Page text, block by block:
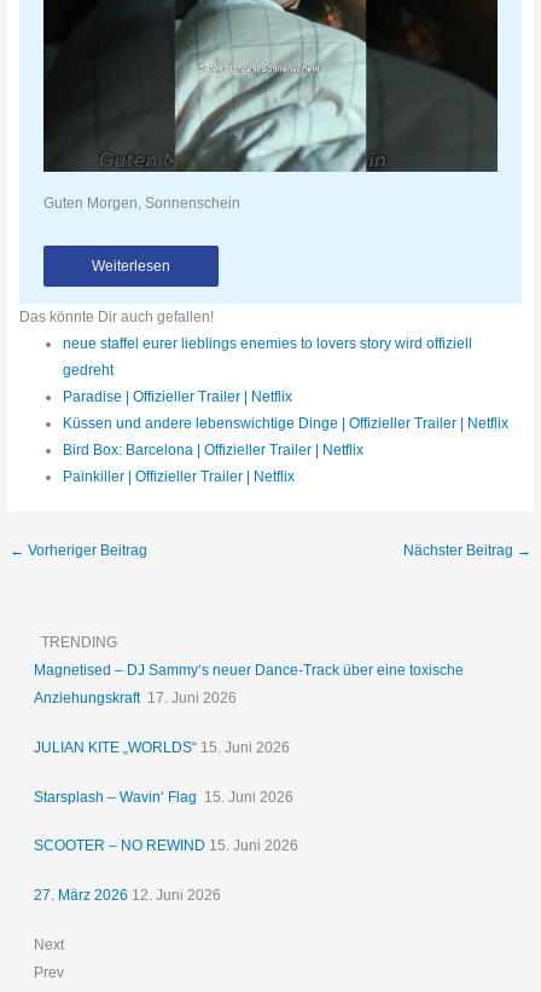
Guten Morgen, Sonnenschein
Weiterlesen
Das könnte Dir auch gefallen!
neue staffel eurer lieblings enemies to lovers story wird offiziell
gedreht
Paradise | Offizieller Trailer | Netflix
Küssen und andere lebenswichtige Dinge | Offizieller Trailer | Netflix
Bird Box: Barcelona | Offizieller Trailer | Netflix
Painkiller | Offizieller Trailer | Netflix
← Vorheriger Beitrag Nächster Beitrag →
TRENDING
Magnetised – DJ Sammy‘s neuer Dance-Track über eine toxische
Anziehungskraft 17. Juni 2026
JULIAN KITE „WORLDS“ 15. Juni 2026
Starsplash – Wavin‘ Flag 15. Juni 2026
SCOOTER – NO REWIND 15. Juni 2026
27. März 2026 12. Juni 2026
Next
Prev